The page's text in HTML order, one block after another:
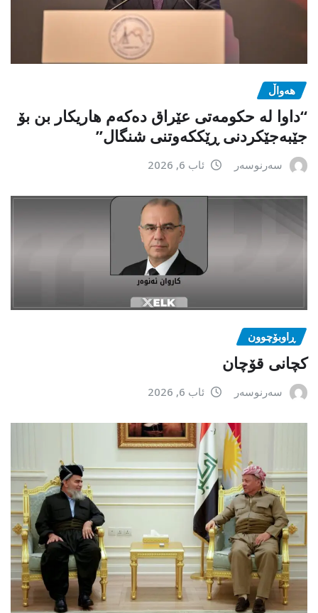
هەواڵ
“داوا لە حكومەتی عێراق دەكەم هاریكار بن بۆ
جێبەجێكردنی ڕێككەوتنی شنگال”
سەرنوسەر ئاب 6, 2026
ڕاوبۆچوون
کچانی قۆچان
سەرنوسەر ئاب 6, 2026